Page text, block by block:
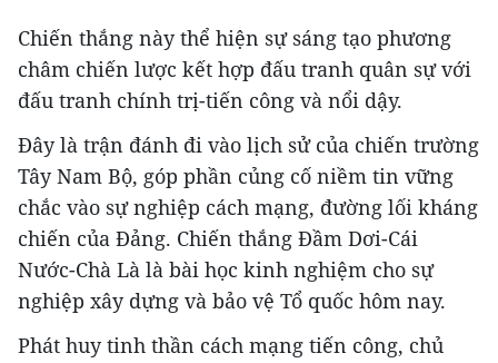
Chiến thắng này thể hiện sự sáng tạo phương
châm chiến lược kết hợp đấu tranh quân sự với
đấu tranh chính trị-tiến công và nổi dậy.
Đây là trận đánh đi vào lịch sử của chiến trường
Tây Nam Bộ, góp phần củng cố niềm tin vững
chắc vào sự nghiệp cách mạng, đường lối kháng
chiến của Đảng. Chiến thắng Đầm Dơi-Cái
Nước-Chà Là là bài học kinh nghiệm cho sự
nghiệp xây dựng và bảo vệ Tổ quốc hôm nay.
Phát huy tinh thần cách mạng tiến công, chủ